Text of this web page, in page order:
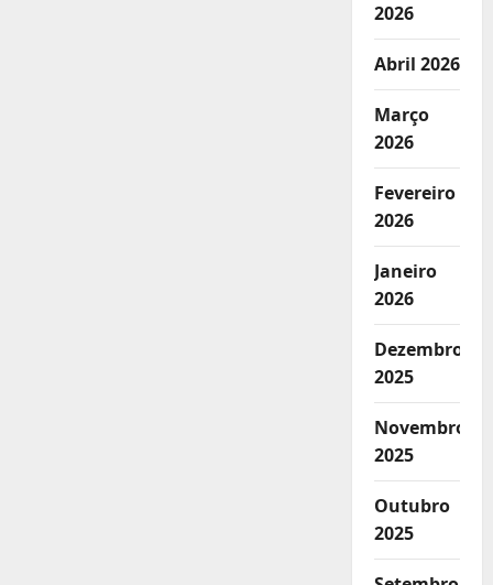
2026
Abril 2026
Março
2026
Fevereiro
2026
Janeiro
2026
Dezembro
2025
Novembro
2025
Outubro
2025